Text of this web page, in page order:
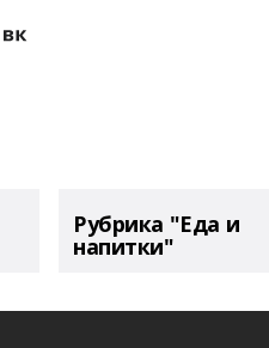
Рубрика "Еда и
напитки"